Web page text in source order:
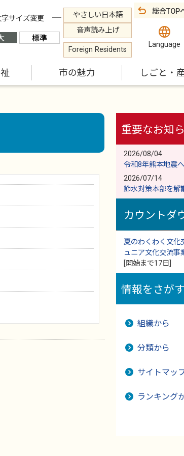
字サイズ変更
やさしい日本語
音声読み上げ
Foreign Residents
総合TOP
Language
市の魅力 しごと・
重要なお知
2026/08/04
令和8年熊本地震
2026/07/14
節水対策本部を解
カウントダ
夏のわくわく文化
ュニア文化交流事
[開始まで17日]
情報をさがす
組織から
分類から
サイトマッ
ランキング